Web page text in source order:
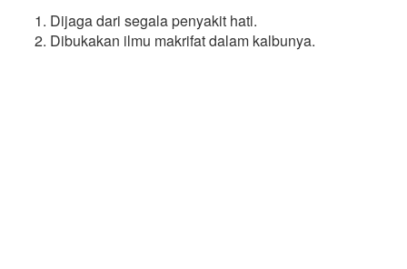
Dijaga dari segala penyakit hati.
Dibukakan ilmu makrifat dalam kalbunya.